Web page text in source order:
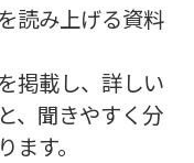
読み上げる資料
掲載し、詳しい
、聞きやすく分
す。